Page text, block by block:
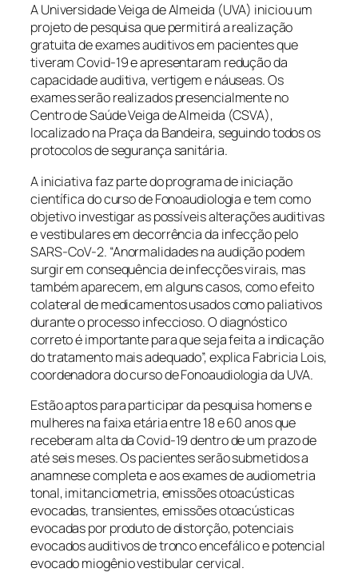
A Universidade Veiga de Almeida (UVA) iniciou um
projeto de pesquisa que permitirá a realização
gratuita de exames auditivos em pacientes que
tiveram Covid-19 e apresentaram redução da
capacidade auditiva, vertigem e náuseas. Os
exames serão realizados presencialmente no
Centro de Saúde Veiga de Almeida (CSVA),
localizado na Praça da Bandeira, seguindo todos os
protocolos de segurança sanitária.
A iniciativa faz parte do programa de iniciação
científica do curso de Fonoaudiologia e tem como
objetivo investigar as possíveis alterações auditivas
e vestibulares em decorrência da infecção pelo
SARS-CoV-2. “Anormalidades na audição podem
surgir em consequência de infecções virais, mas
também aparecem, em alguns casos, como efeito
colateral de medicamentos usados como paliativos
durante o processo infeccioso. O diagnóstico
correto é importante para que seja feita a indicação
do tratamento mais adequado”, explica Fabricia Lois,
coordenadora do curso de Fonoaudiologia da UVA.
Estão aptos para participar da pesquisa homens e
mulheres na faixa etária entre 18 e 60 anos que
receberam alta da Covid-19 dentro de um prazo de
até seis meses. Os pacientes serão submetidos a
anamnese completa e aos exames de audiometria
tonal, imitanciometria, emissões otoacústicas
evocadas, transientes, emissões otoacústicas
evocadas por produto de distorção, potenciais
evocados auditivos de tronco encefálico e potencial
evocado miogênio vestibular cervical.